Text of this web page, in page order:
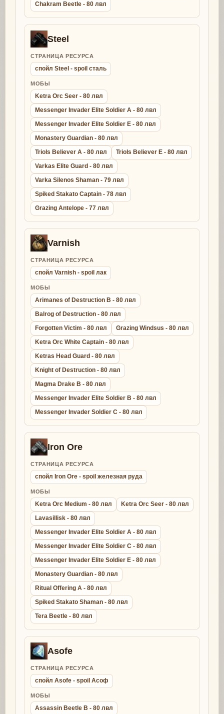
Chakram Beetle - 80 лвл
Steel
СТРАНИЦА РЕСУРСА
спойл Steel - spoil сталь
МОБЫ
Ketra Orc Seer - 80 лвл
Messenger Invader Elite Soldier A - 80 лвл
Messenger Invader Elite Soldier E - 80 лвл
Monastery Guardian - 80 лвл
Triols Believer A - 80 лвл
Triols Believer E - 80 лвл
Varkas Elite Guard - 80 лвл
Varka Silenos Shaman - 79 лвл
Spiked Stakato Captain - 78 лвл
Grazing Antelope - 77 лвл
Varnish
СТРАНИЦА РЕСУРСА
спойл Varnish - spoil лак
МОБЫ
Arimanes of Destruction B - 80 лвл
Balrog of Destruction - 80 лвл
Forgotten Victim - 80 лвл
Grazing Windsus - 80 лвл
Ketra Orc White Captain - 80 лвл
Ketras Head Guard - 80 лвл
Knight of Destruction - 80 лвл
Magma Drake B - 80 лвл
Messenger Invader Elite Soldier B - 80 лвл
Messenger Invader Soldier C - 80 лвл
Iron Ore
СТРАНИЦА РЕСУРСА
спойл Iron Ore - spoil железная руда
МОБЫ
Ketra Orc Medium - 80 лвл
Ketra Orc Seer - 80 лвл
Lavasillisk - 80 лвл
Messenger Invader Elite Soldier A - 80 лвл
Messenger Invader Elite Soldier C - 80 лвл
Messenger Invader Elite Soldier E - 80 лвл
Monastery Guardian - 80 лвл
Ritual Offering A - 80 лвл
Spiked Stakato Shaman - 80 лвл
Tera Beetle - 80 лвл
Asofe
СТРАНИЦА РЕСУРСА
спойл Asofe - spoil Асоф
МОБЫ
Assassin Beetle B - 80 лвл